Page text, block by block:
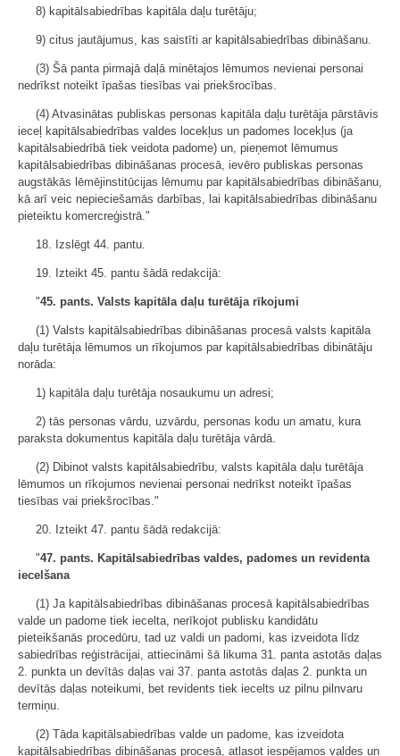
8) kapitālsabiedrības kapitāla daļu turētāju;
9) citus jautājumus, kas saistīti ar kapitālsabiedrības dibināšanu.
(3) Šā panta pirmajā daļā minētajos lēmumos nevienai personai
nedrīkst noteikt īpašas tiesības vai priekšrocības.
(4) Atvasinātas publiskas personas kapitāla daļu turētāja pārstāvis
ieceļ kapitālsabiedrības valdes locekļus un padomes locekļus (ja
kapitālsabiedrībā tiek veidota padome) un, pieņemot lēmumus
kapitālsabiedrības dibināšanas procesā, ievēro publiskas personas
augstākās lēmējinstitūcijas lēmumu par kapitālsabiedrības dibināšanu,
kā arī veic nepieciešamās darbības, lai kapitālsabiedrības dibināšanu
pieteiktu komercreģistrā."
18. Izslēgt 44. pantu.
19. Izteikt 45. pantu šādā redakcijā:
"45. pants. Valsts kapitāla daļu turētāja rīkojumi
(1) Valsts kapitālsabiedrības dibināšanas procesā valsts kapitāla
daļu turētāja lēmumos un rīkojumos par kapitālsabiedrības dibinātāju
norāda:
1) kapitāla daļu turētāja nosaukumu un adresi;
2) tās personas vārdu, uzvārdu, personas kodu un amatu, kura
paraksta dokumentus kapitāla daļu turētāja vārdā.
(2) Dibinot valsts kapitālsabiedrību, valsts kapitāla daļu turētāja
lēmumos un rīkojumos nevienai personai nedrīkst noteikt īpašas
tiesības vai priekšrocības."
20. Izteikt 47. pantu šādā redakcijā:
"47. pants. Kapitālsabiedrības valdes, padomes un revidenta
iecelšana
(1) Ja kapitālsabiedrības dibināšanas procesā kapitālsabiedrības
valde un padome tiek iecelta, nerīkojot publisku kandidātu
pieteikšanās procedūru, tad uz valdi un padomi, kas izveidota līdz
sabiedrības reģistrācijai, attiecināmi šā likuma 31. panta astotās daļas
2. punkta un devītās daļas vai 37. panta astotās daļas 2. punkta un
devītās daļas noteikumi, bet revidents tiek iecelts uz pilnu pilnvaru
termiņu.
(2) Tāda kapitālsabiedrības valde un padome, kas izveidota
kapitālsabiedrības dibināšanas procesā, atlasot iespējamos valdes un